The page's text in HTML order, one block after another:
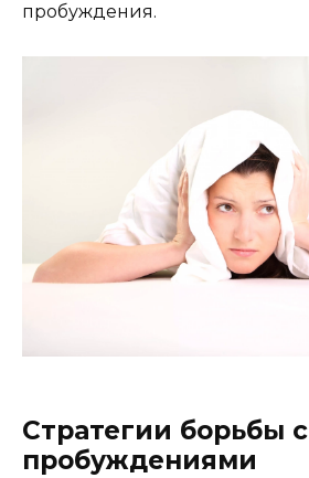
пробуждения.
Стратегии борьбы с
пробуждениями